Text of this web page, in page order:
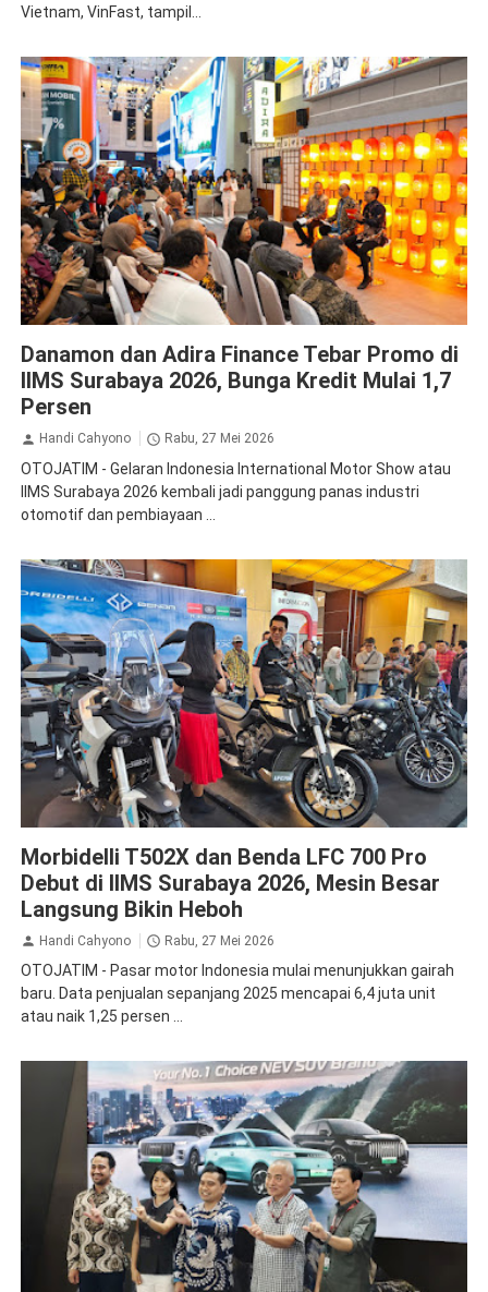
Vietnam, VinFast, tampil...
Danamon dan Adira Finance Tebar Promo di
IIMS Surabaya 2026, Bunga Kredit Mulai 1,7
Persen
Handi Cahyono Rabu, 27 Mei 2026
OTOJATIM - Gelaran Indonesia International Motor Show atau
IIMS Surabaya 2026 kembali jadi panggung panas industri
otomotif dan pembiayaan ...
Morbidelli T502X dan Benda LFC 700 Pro
Debut di IIMS Surabaya 2026, Mesin Besar
Langsung Bikin Heboh
Handi Cahyono Rabu, 27 Mei 2026
OTOJATIM - Pasar motor Indonesia mulai menunjukkan gairah
baru. Data penjualan sepanjang 2025 mencapai 6,4 juta unit
atau naik 1,25 persen ...